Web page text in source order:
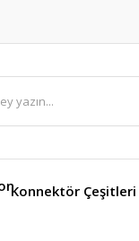
Konnektör Çeşitleri